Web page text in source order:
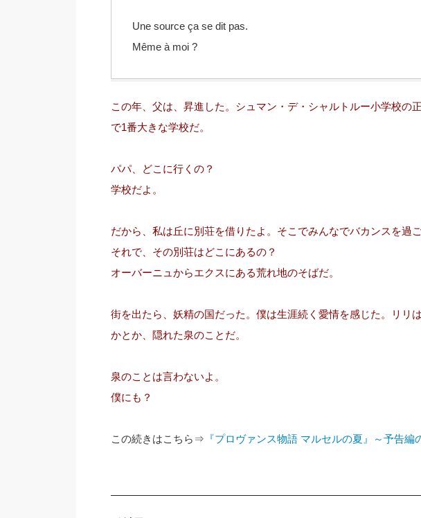
Une source ça se dit pas.
Même à moi ?
この年、父は、昇進した。シュマン・デ・シャルトルー小学校の
で1番大きな学校だ。
パパ、どこに行くの？
学校だよ。
だから、私は丘に別荘を借りたよ。そこでみんなでバカンスを過ご
それで、その別荘はどこにあるの？
オーバーニュからエクスにある荒れ地のそばだ。
街を出たら、妖精の国だった。僕は生涯続く愛情を感じた。リリ
かとか、隠れた泉のことだ。
泉のことは言わないよ。
僕にも？
この続きはこちら⇒ 『プロヴァンス物語 マルセルの夏』～予告編